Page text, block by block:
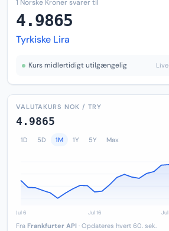
1 Norske Kroner svarer til
4.9865
Tyrkiske Lira
Kurs midlertidigt utilgængelig Live
VALUTAKURS NOK / TRY
4.9865
1D 5D 1M 1Y 5Y Max
Fra Frankfurter API · Opdateres hvert 60. sek.